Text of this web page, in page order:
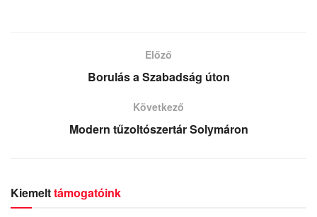
Előző
Borulás a Szabadság úton
Következő
Modern tűzoltószertár Solymáron
Kiemelttámogatóink